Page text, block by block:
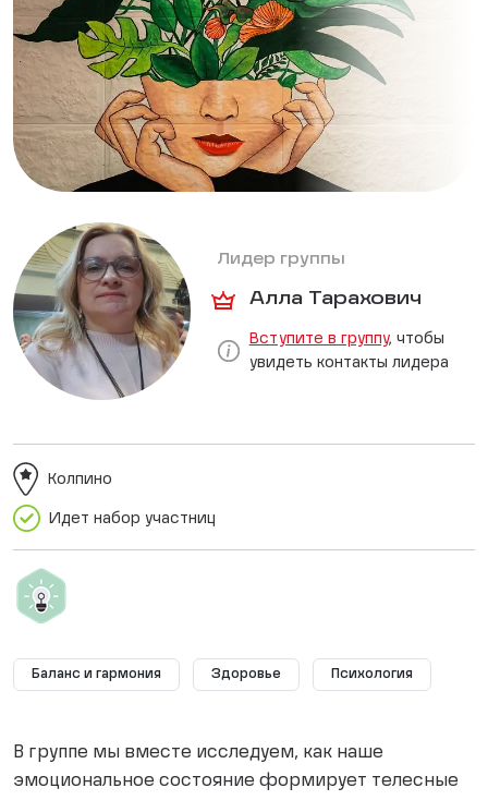
Лидер группы
Алла Тарахович
Вступите в группу, чтобы
увидеть контакты лидера
Идет набор участниц
Колпино
Баланс и гармония Здоровье Психология
В группе мы вместе исследуем, как наше
эмоциональное состояние формирует телесные